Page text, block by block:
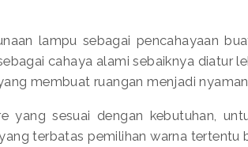
lampu sebagai pencahayaan
cahaya alami sebaiknya diatur
membuat ruangan menjadi
yang sesuai dengan kebutuhan,
terbatas pemilihan warna tertentu